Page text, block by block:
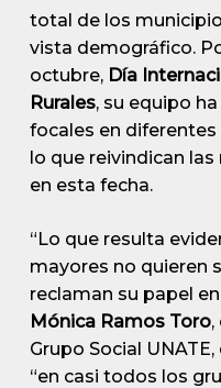
total de los
vista demográfico.
octubre, Día
Rurales, su equipo
focales en
lo que reivindican
en esta fecha.
“Lo que resulta
mayores no quieren
reclaman su papel
Mónica Ramos Toro,
Grupo Social
“en casi todos los